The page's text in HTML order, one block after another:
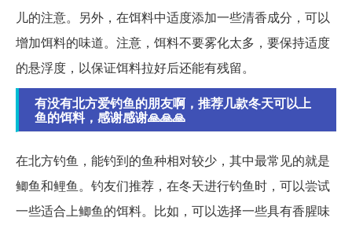
儿的注意。另外，在饵料中适度添加一些清香成分，可以
增加饵料的味道。注意，饵料不要雾化太多，要保持适度
的悬浮度，以保证饵料拉好后还能有残留。
有没有北方爱钓鱼的朋友啊，推荐几款冬天可以上
鱼的饵料，感谢感谢🙏🙏🙏
在北方钓鱼，能钓到的鱼种相对较少，其中最常见的就是
鲫鱼和鲤鱼。钓友们推荐，在冬天进行钓鱼时，可以尝试
一些适合上鲫鱼的饵料。比如，可以选择一些具有香腥味